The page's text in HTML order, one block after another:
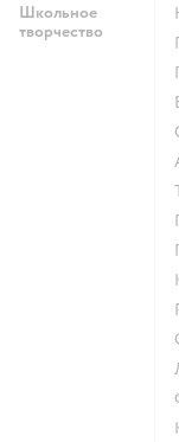
Школьное
творчество